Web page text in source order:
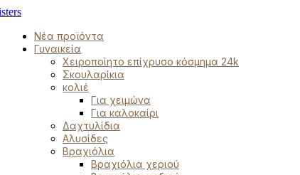
Νέα προϊόντα
Γυναικεία
Χειροποίητο επίχρυσο κόσμημα 24k
Σκουλαρίκια
κολιέ
Για χειμώνα
Για καλοκαίρι
Δαχτυλίδια
Αλυσίδες
Βραχιόλια
Βραχιόλια χεριού